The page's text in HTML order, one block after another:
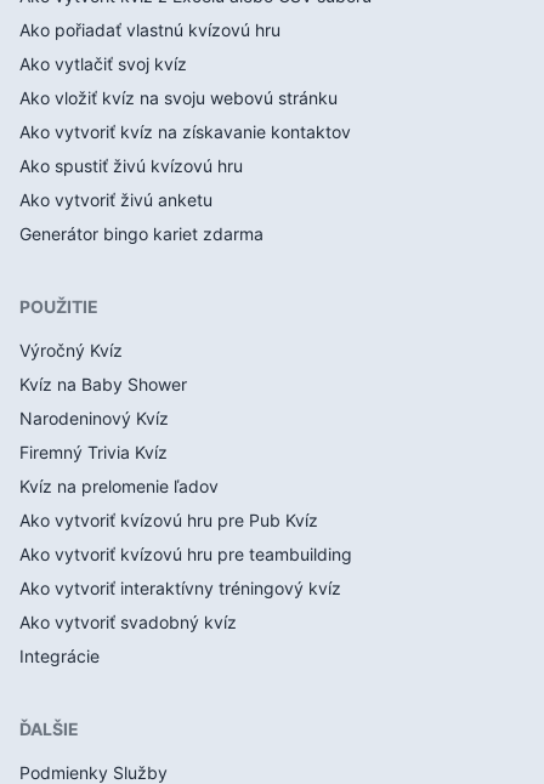
Ako pořiadať vlastnú kvízovú hru
Ako vytlačiť svoj kvíz
Ako vložiť kvíz na svoju webovú stránku
Ako vytvoriť kvíz na získavanie kontaktov
Ako spustiť živú kvízovú hru
Ako vytvoriť živú anketu
Generátor bingo kariet zdarma
POUŽITIE
Výročný Kvíz
Kvíz na Baby Shower
Narodeninový Kvíz
Firemný Trivia Kvíz
Kvíz na prelomenie ľadov
Ako vytvoriť kvízovú hru pre Pub Kvíz
Ako vytvoriť kvízovú hru pre teambuilding
Ako vytvoriť interaktívny tréningový kvíz
Ako vytvoriť svadobný kvíz
Integrácie
ĎALŠIE
Podmienky Služby